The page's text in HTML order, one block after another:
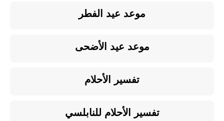
موعد عيد الفطر
موعد عيد الأضحى
تفسير الأحلام
تفسير الأحلام للنابلسي